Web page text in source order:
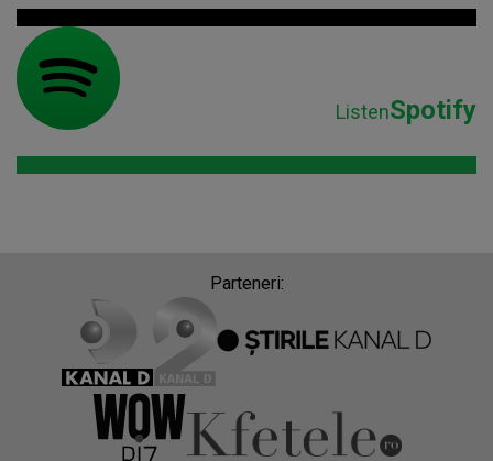
ListenSpotify
Parteneri: